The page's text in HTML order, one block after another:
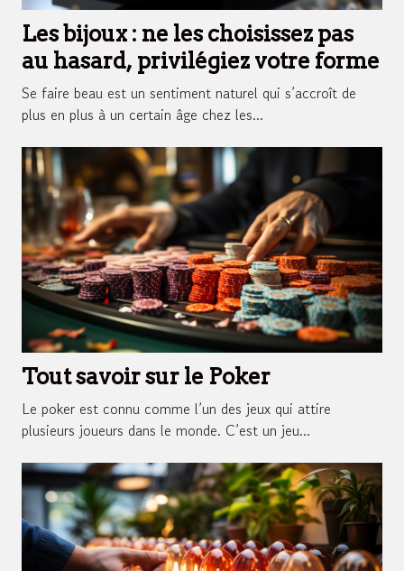
Les bijoux : ne les choisissez pas
au hasard, privilégiez votre forme
Se faire beau est un sentiment naturel qui s’accroît de
plus en plus à un certain âge chez les...
Tout savoir sur le Poker
Le poker est connu comme l’un des jeux qui attire
plusieurs joueurs dans le monde. C’est un jeu...